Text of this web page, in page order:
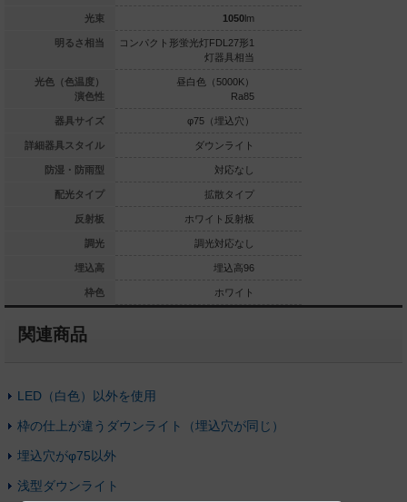
光束
明るさ相当
光色（色温度）
演色性
器具サイズ
詳細器具スタイル
防湿・防雨型
配光タイプ
反射板
調光
埋込高
枠色
灯FDL27形1
白色（4000K）
φ75（埋込穴）
ダウンライト
対応なし
拡散タイプ
1050lm
コンパクト形蛍光灯FDL27形1
灯器具相当
昼白色（5000K）
Ra85
φ75（埋込穴）
ダウンライト
対応なし
拡散タイプ
ホワイト反射板
調光対応なし
埋込高96
ホワイト
関連商品
LED（白色）以外を使用
枠の仕上が違うダウンライト（埋込穴が同じ）
埋込穴がφ75以外
浅型ダウンライト